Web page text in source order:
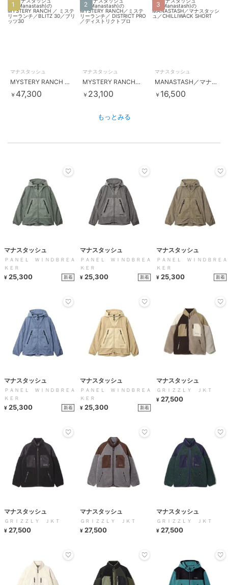
マナスタッシュ
MYSTERY RANCH ／ ミステリーランチ／BLITZ 30／ブリッツ30
￥ 47,300
1
マナスタッシュ
MYSTERY RANCH／ミステリーランチ／ DISTRICT PRO／ディストリクトプロ
￥ 23,100
2
マナスタッシュ
MANASTASH／マナスタッシュ／CHILLIWACK SHORT
￥ 16,500
3
もっとみる
マナスタッシュ
ＰＡＮＥＬ ＷＩＮＤＢＲＥＡ
ＫＥＲ
¥ 25,300 新着
マナスタッシュ
ＰＡＮＥＬ ＷＩＮＤＢＲＥＡ
ＫＥＲ
¥ 25,300 新着
マナスタッシュ
ＰＡＮＥＬ ＷＩＮＤＢＲＥＡ
ＫＥＲ
¥ 25,300 新着
マナスタッシュ
ＰＡＮＥＬ ＷＩＮＤＢＲＥＡ
ＫＥＲ
¥ 25,300 新着
マナスタッシュ
ＰＡＮＥＬ ＷＩＮＤＢＲＥＡ
ＫＥＲ
¥ 25,300 新着
マナスタッシュ
ＧＲＩＺＺＬＹ ＪＫＴ
¥ 27,500
マナスタッシュ
ＧＲＩＺＺＬＹ ＪＫＴ
¥ 27,500
マナスタッシュ
ＧＲＩＺＺＬＹ ＪＫＴ
¥ 27,500
マナスタッシュ
ＧＲＩＺＺＬＹ ＪＫＴ
¥ 27,500